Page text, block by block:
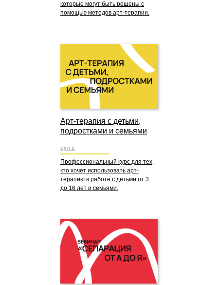
которые могут быть решены с
помощью методов арт-терапии.
курс
Профессиональный курс для тех,
кто хочет использовать арт-
терапию в работе с детьми от 3
до 16 лет и семьями.
Арт-терапия с детьми,
подростками и семьями